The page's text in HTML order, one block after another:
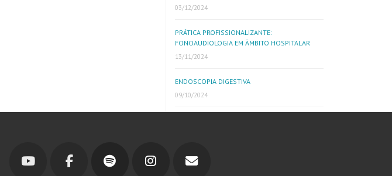
03/12/2024
PRÁTICA PROFISSIONALIZANTE:
FONOAUDIOLOGIA EM ÂMBITO HOSPITALAR
13/11/2024
ENDOSCOPIA DIGESTIVA
09/10/2024